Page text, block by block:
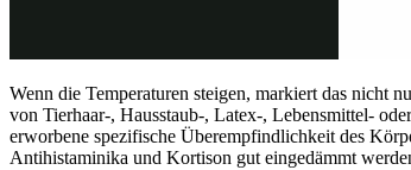
Wenn die Temperaturen steigen, markiert das nicht
von Tierhaar-, Hausstaub-, Latex-, Lebensmittel-
erworbene spezifische Überempfindlichkeit des
Antihistaminika und Kortison gut eingedämmt